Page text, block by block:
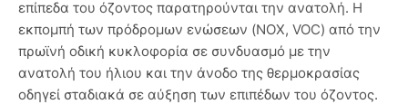
επίπεδα του όζοντος παρατηρούνται την ανατολή. Η
εκπομπή των πρόδρομων ενώσεων (ΝΟΧ, VOC) από την
πρωϊνή οδική κυκλοφορία σε συνδυασμό με την
ανατολή του ήλιου και την άνοδο της θερμοκρασίας
οδηγεί σταδιακά σε αύξηση των επιπέδων του όζοντος.